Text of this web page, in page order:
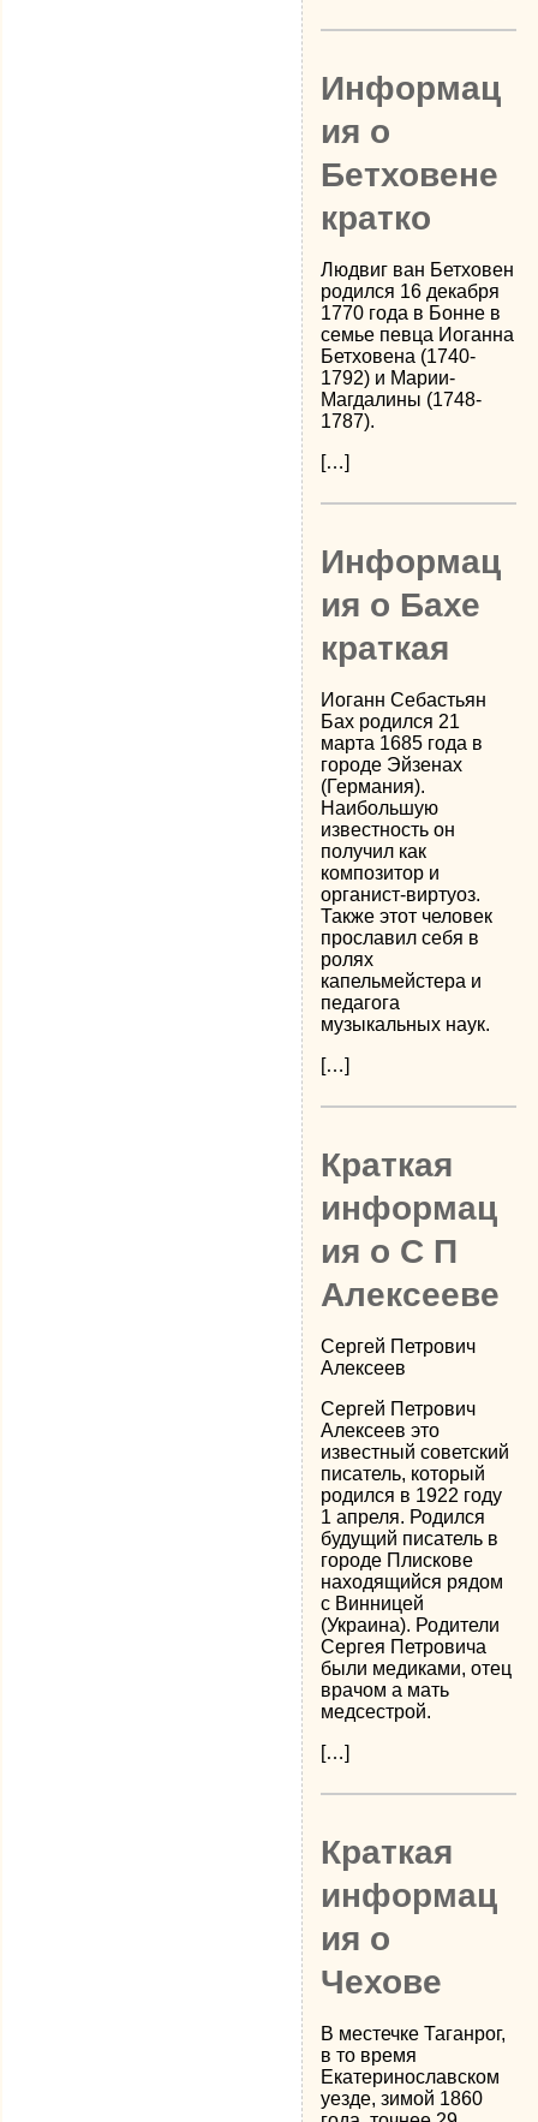
Информац
ия о
Бетховене
кратко
Людвиг ван Бетховен
родился 16 декабря
1770 года в Бонне в
семье певца Иоганна
Бетховена (1740-
1792) и Марии-
Магдалины (1748-
1787).
[…]
Информац
ия о Бахе
краткая
Иоганн Себастьян
Бах родился 21
марта 1685 года в
городе Эйзенах
(Германия).
Наибольшую
известность он
получил как
композитор и
органист-виртуоз.
Также этот человек
прославил себя в
ролях
капельмейстера и
педагога
музыкальных наук.
[…]
Краткая
информац
ия о С П
Алексееве
Сергей Петрович
Алексеев
Сергей Петрович
Алексеев это
известный советский
писатель, который
родился в 1922 году
1 апреля. Родился
будущий писатель в
городе Плискове
находящийся рядом
с Винницей
(Украина). Родители
Сергея Петровича
были медиками, отец
врачом а мать
медсестрой.
[…]
Краткая
информац
ия о
Чехове
В местечке Таганрог,
в то время
Екатеринославском
уезде, зимой 1860